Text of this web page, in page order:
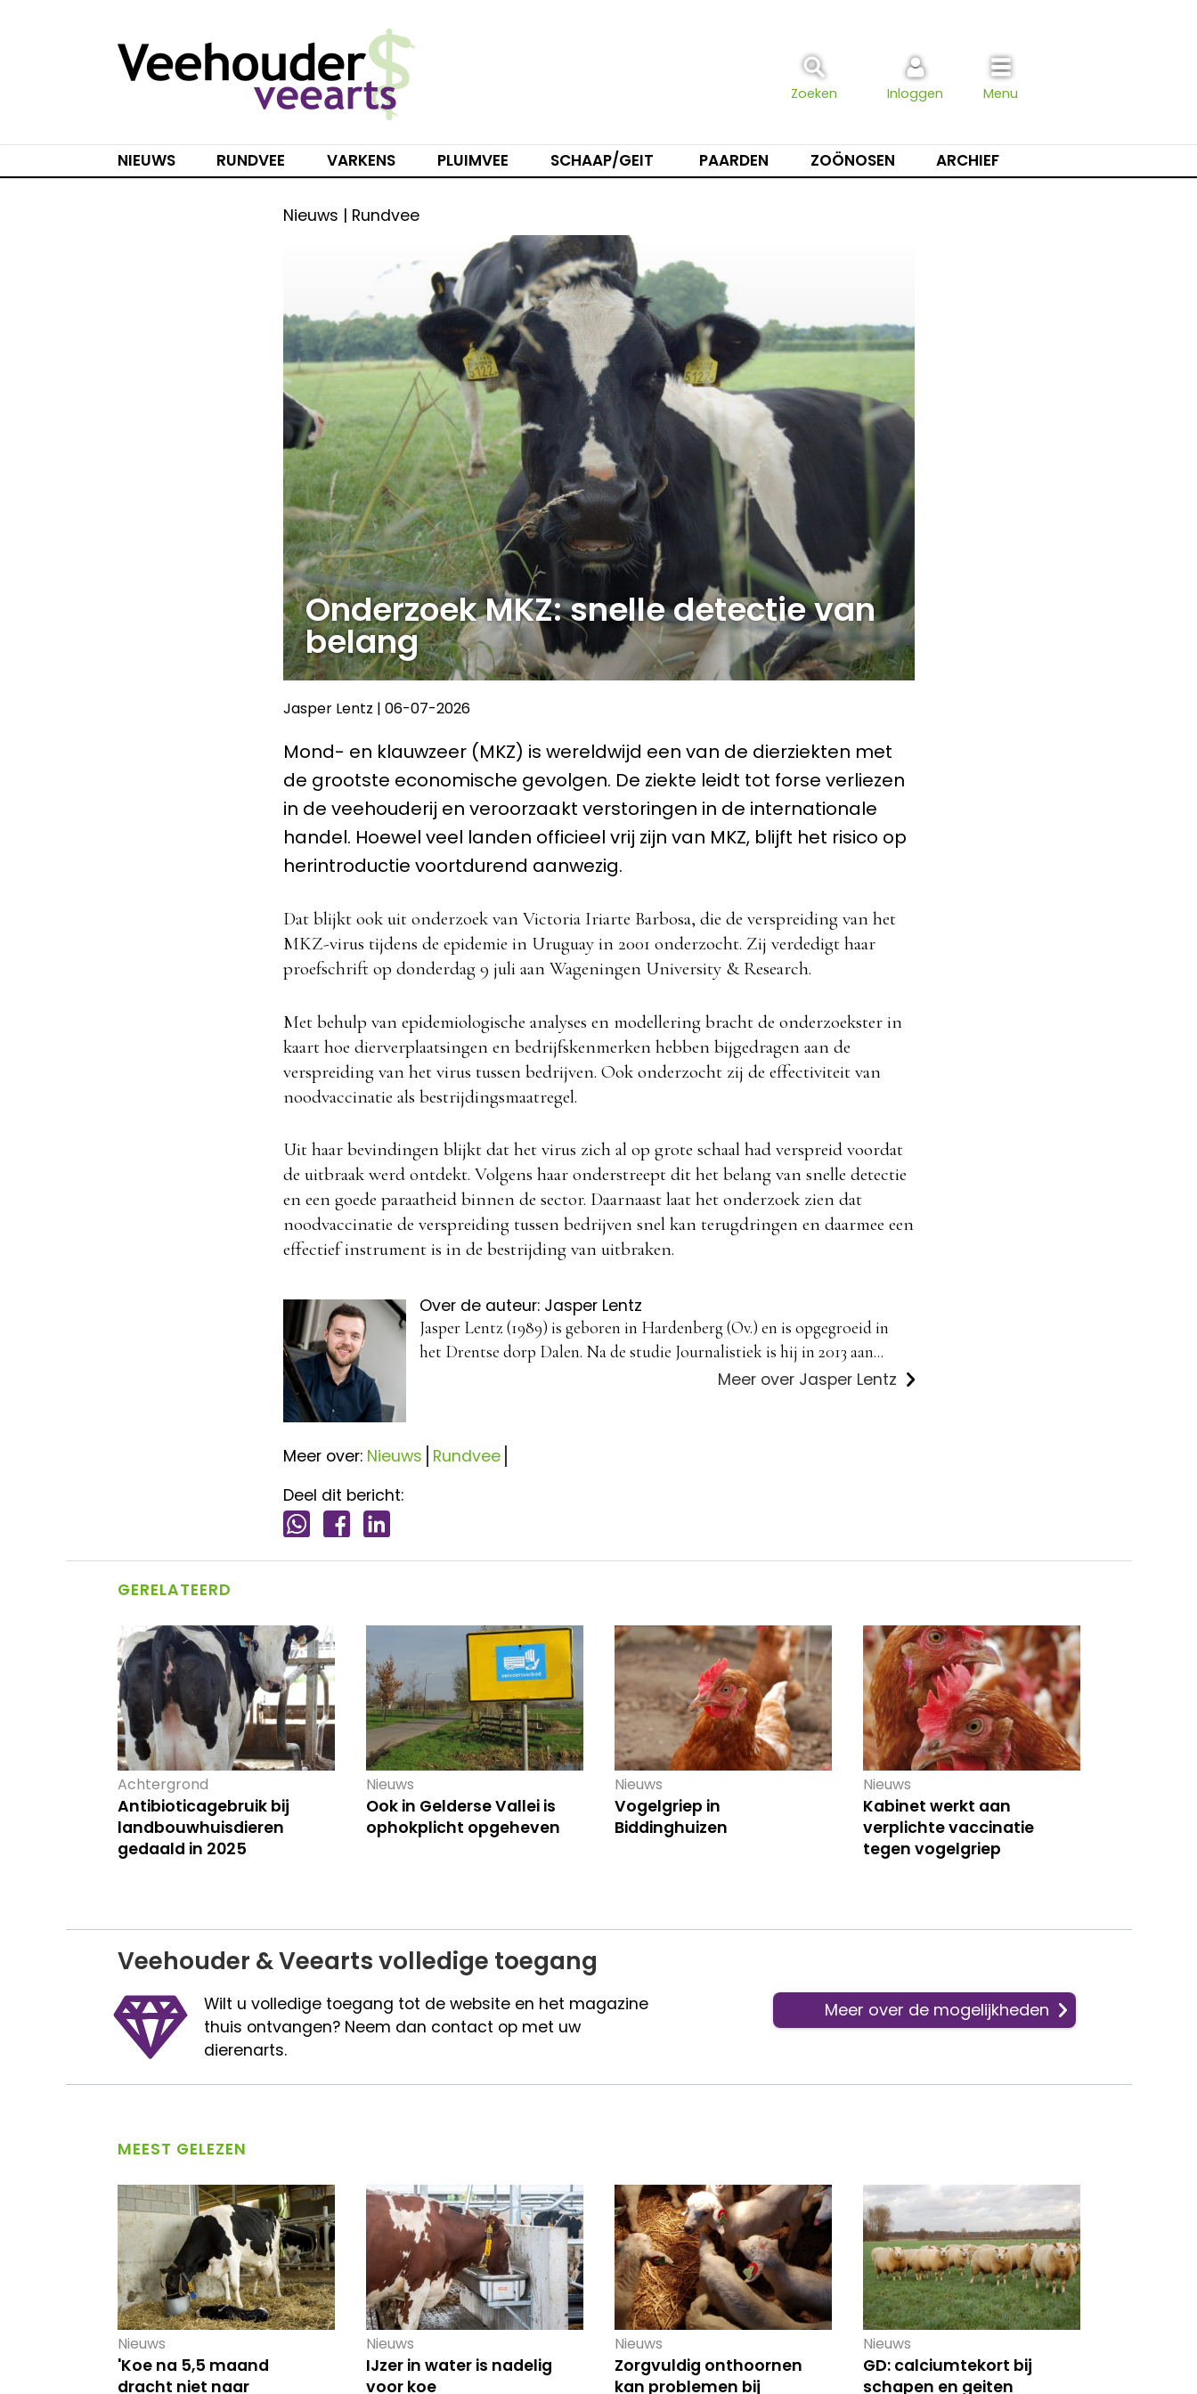
Zoeken Inloggen Menu
NIEUWS RUNDVEE VARKENS PLUIMVEE SCHAAP/GEIT PAARDEN ZOÖNOSEN ARCHIEF
Nieuws | Rundvee
Onderzoek MKZ: snelle detectie van
belang
Jasper Lentz | 06-07-2026
Mond- en klauwzeer (MKZ) is wereldwijd een van de dierziekten met
de grootste economische gevolgen. De ziekte leidt tot forse verliezen
in de veehouderij en veroorzaakt verstoringen in de internationale
handel. Hoewel veel landen officieel vrij zijn van MKZ, blijft het risico op
herintroductie voortdurend aanwezig.
Dat blijkt ook uit onderzoek van Victoria Iriarte Barbosa, die de verspreiding van het
MKZ-virus tijdens de epidemie in Uruguay in 2001 onderzocht. Zij verdedigt haar
proefschrift op donderdag 9 juli aan Wageningen University & Research.
Met behulp van epidemiologische analyses en modellering bracht de onderzoekster in
kaart hoe dierverplaatsingen en bedrijfskenmerken hebben bijgedragen aan de
verspreiding van het virus tussen bedrijven. Ook onderzocht zij de effectiviteit van
noodvaccinatie als bestrijdingsmaatregel.
Uit haar bevindingen blijkt dat het virus zich al op grote schaal had verspreid voordat
de uitbraak werd ontdekt. Volgens haar onderstreept dit het belang van snelle detectie
en een goede paraatheid binnen de sector. Daarnaast laat het onderzoek zien dat
noodvaccinatie de verspreiding tussen bedrijven snel kan terugdringen en daarmee een
effectief instrument is in de bestrijding van uitbraken.
Over de auteur: Jasper Lentz
Jasper Lentz (1989) is geboren in Hardenberg (Ov.) en is opgegroeid in
het Drentse dorp Dalen. Na de studie Journalistiek is hij in 2013 aan...
Meer over Jasper Lentz
Meer over: Nieuws Rundvee
Deel dit bericht:
GERELATEERD
Achtergrond
Antibioticagebruik bij
landbouwhuisdieren
gedaald in 2025
Nieuws
Ook in Gelderse Vallei is
ophokplicht opgeheven
Nieuws
Vogelgriep in
Biddinghuizen
Nieuws
Kabinet werkt aan
verplichte vaccinatie
tegen vogelgriep
Veehouder & Veearts volledige toegang
Wilt u volledige toegang tot de website en het magazine
thuis ontvangen? Neem dan contact op met uw
dierenarts.
Meer over de mogelijkheden
MEEST GELEZEN
Nieuws
'Koe na 5,5 maand
dracht niet naar
Nieuws
IJzer in water is nadelig
voor koe
Nieuws
Zorgvuldig onthoornen
kan problemen bij
Nieuws
GD: calciumtekort bij
schapen en geiten